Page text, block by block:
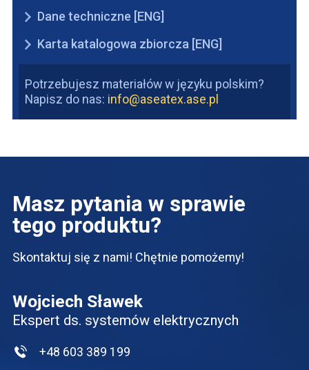
Dane techniczne [ENG]
Karta katalogowa zbiorcza [ENG]
Potrzebujesz materiałów w języku polskim?
Napisz do nas: info@aseatex.ase.pl
Masz pytania w sprawie
tego produktu?
Skontaktuj się z nami! Chętnie pomożemy!
Wojciech Sławek
Ekspert ds. systemów elektrycznych
+48 603 389 199